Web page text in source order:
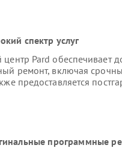
спектр услуг
Pard обеспечивает
ремонт, включая
предоставляется
программные